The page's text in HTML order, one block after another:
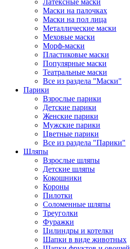
Латексные маски
Маски на палочках
Маски на пол лица
Металлические маски
Меховые маски
Морф-маски
Пластиковые маски
Популярные маски
Театральные маски
Все из раздела "Маски"
Парики
Взрослые парики
Детские парики
Женские парики
Мужские парики
Цветные парики
Все из раздела "Парики"
Шляпы
Взрослые шляпы
Детские шляпы
Кокошники
Короны
Пилотки
Соломенные шляпы
Треуголки
Фуражки
Цилиндры и котелки
Шапки в виде животных